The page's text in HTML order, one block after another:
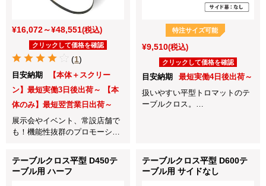
¥16,072～¥48,551(税込)
クリックして価格を確認
(1)
目安納期
【本体＋スクリー
ン】最短実働3日後出荷～ 【本
体のみ】最短翌営業日出荷～
展示会やイベント、常設店舗で
も！機能性抜群のプロモーショ
特注サイズ可能
¥9,510(税込)
クリックして価格を確認
目安納期
最短実働4日後出荷～
扱いやすい平型トロマットのテ
ーブルクロス。
テーブルクロス平型 D450テ
ーブル用 ハーフ
テーブルクロス平型 D600テ
ーブル用 サイドなし